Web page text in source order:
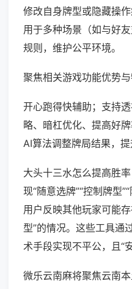
修改自身牌型或隐藏操
用于多种场景（如与好
规则，维护公平环境。
聚焦相关游戏功能优势与
开心跑得快辅助；支持
略、暗杠优化、提高好
AI算法调整牌局结果，提
大头十三水怎么提高胜
现“随意选牌”“控制牌型
用户反映其他玩家可能
型”的情况。这些工具通
术手段实现不平公，且“
微乐云南麻将聚焦云南